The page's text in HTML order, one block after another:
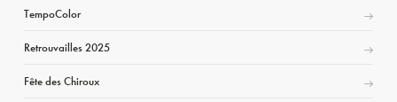
TempoColor
Retrouvailles 2025
Fête des Chiroux